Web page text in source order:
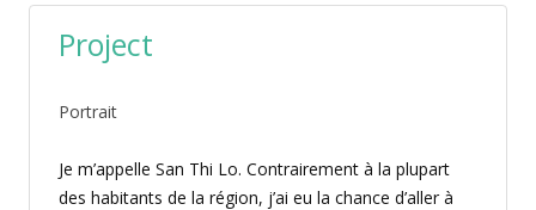
Project
Portrait
Je m’appelle San Thi Lo. Contrairement à la plupart
des habitants de la région, j’ai eu la chance d’aller à